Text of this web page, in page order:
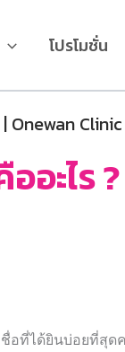
โปรโมชั่น
Onewan Clinic
ะไร
ที่ได้ยินบ่อยที่สุด